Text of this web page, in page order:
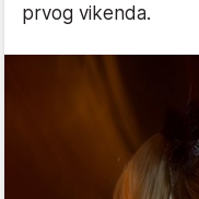
prvog vikenda.